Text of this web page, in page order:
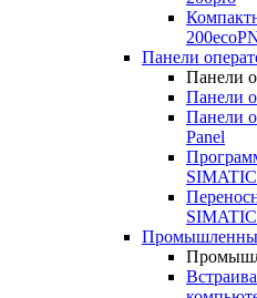
Панели
Панели
Панели
Панели
Panel